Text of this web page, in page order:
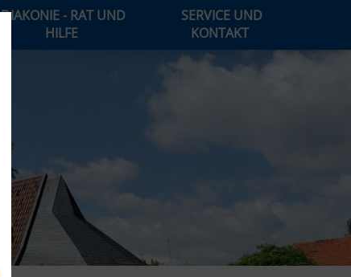
DIAKONIE - RAT UND
HILFE
SERVICE UND
KONTAKT